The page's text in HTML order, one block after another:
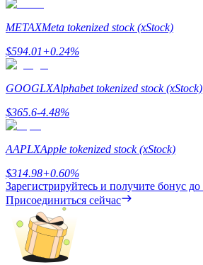
METAXMeta tokenized stock (xStock)
$594.01+0.24%
GOOGLXAlphabet tokenized stock (xStock)
$365.6-4.48%
AAPLXApple tokenized stock (xStock)
$314.98+0.60%
Зарегистрируйтесь и получите бонус до
Присоединиться сейчас